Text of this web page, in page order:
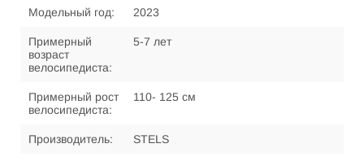
Модельный год: 2023
Примерный
возраст
велосипедиста:
5-7 лет
Примерный рост
велосипедиста:
110- 125 см
Производитель: STELS